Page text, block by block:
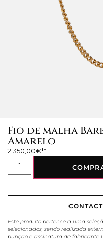
Fio de malha
Amarelo
2.350,00€
Este produto pertence a uma
selecionados, sendo realizada
punção e assinatura de fabricante